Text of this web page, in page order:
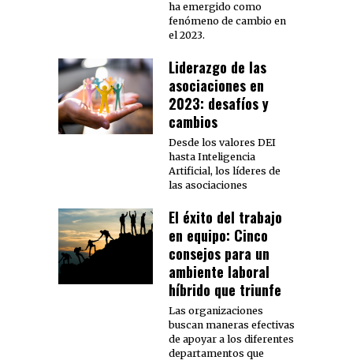
ha emergido como
fenómeno de cambio en
el 2023.
Liderazgo de las
asociaciones en
2023: desafíos y
cambios
Desde los valores DEI
hasta Inteligencia
Artificial, los líderes de
las asociaciones
El éxito del trabajo
en equipo: Cinco
consejos para un
ambiente laboral
híbrido que triunfe
Las organizaciones
buscan maneras efectivas
de apoyar a los diferentes
departamentos que